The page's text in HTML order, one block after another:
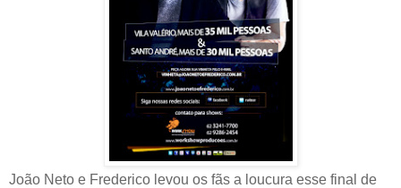
João Neto e Frederico levou os fãs a loucura esse final de